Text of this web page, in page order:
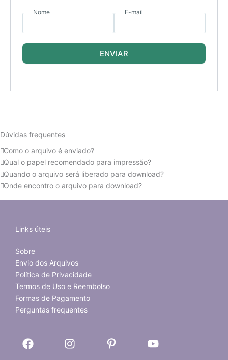
Nome E-mail
ENVIAR
Dúvidas frequentes
Como o arquivo é enviado?
Qual o papel recomendado para impressão?
Quando o arquivo será liberado para download?
Onde encontro o arquivo para download?
Links úteis
Sobre
Envio dos Arquivos
Política de Privacidade
Termos de Uso e Reembolso
Formas de Pagamento
Perguntas frequentes